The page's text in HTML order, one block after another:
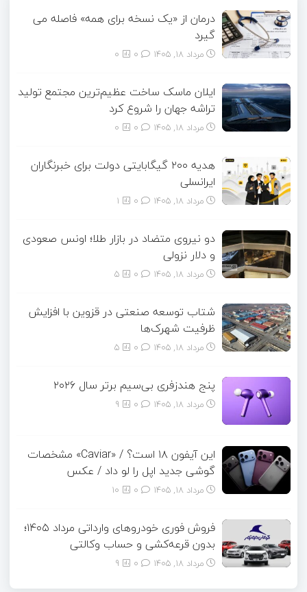
درمان از «یک نسخه برای همه» فاصله می
گیرد
مرداد ۱۸, ۱۴۰۵ 0
ایلان ماسک ساخت عظیم‌ترین مجتمع تولید
تراشه جهان را شروع کرد
مرداد ۱۸, ۱۴۰۵ 0
هدیه ۲۰۰ گیگابایتی دولت برای خبرنگاران
ایرانسلی
مرداد ۱۸, ۱۴۰۵ 1
دو نیروی متضاد در بازار طلا؛ اونس صعودی
و دلار نزولی
مرداد ۱۸, ۱۴۰۵ 5
شتاب توسعه صنعتی در قزوین با افزایش
ظرفیت شهرک‌ها
مرداد ۱۸, ۱۴۰۵ 5
پنج هندزفری بی‌سیم برتر سال ۲۰۲۶
مرداد ۱۸, ۱۴۰۵ 9
این آیفون ۱۸ است؟ / «Caviar» مشخصات
گوشی جدید اپل را لو داد / عکس
مرداد ۱۸, ۱۴۰۵ 10
فروش فوری خودروهای وارداتی مرداد ۱۴۰۵؛
بدون قرعه‌کشی و حساب وکالتی
مرداد ۱۸, ۱۴۰۵ 9